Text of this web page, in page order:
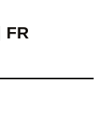
site
FR